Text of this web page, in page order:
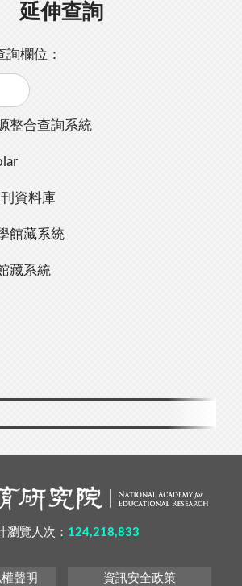
延伸查詢
欄位：
整合查詢系統
資料庫
館藏系統
藏系統
瀏覽人次： 124,218,833
聲明 資訊安全政策